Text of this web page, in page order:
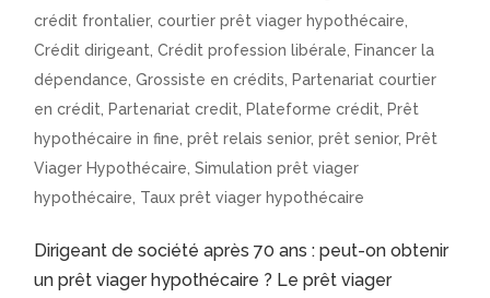
crédit frontalier,courtier prêt viager hypothécaire
Crédit dirigeant ,Crédit profession libérale
Financer la
dépendance ,Grossiste en crédits
Partenariat courtier
en crédit
Partenariat credit Plateforme crédit
Prêt
hypothécaire in fine ,prêt relais senior,prêt senior, Prêt
Viager Hypothécaire ,Simulation prêt viager
hypothécaire Taux prêt viager hypothécaire
Dirigeant de société après 70 ans : peut-on obtenir
un prêt viager hypothécaire ? Le prêt viager